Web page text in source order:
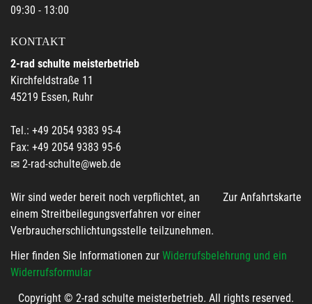
09:30 - 13:00
KONTAKT
2-rad schulte meisterbetrieb
Kirchfeldstraße 11
45219 Essen, Ruhr
Tel.: +49 2054 9383 95-4
Fax: +49 2054 9383 95-6
2-rad-schulte@web.de
Zur Anfahrtskarte
Wir sind weder bereit noch verpflichtet, an
einem Streitbeilegungsverfahren vor einer
Verbraucherschlichtungsstelle teilzunehmen.
Hier finden Sie Informationen zur Widerrufsbelehrung und ein
Widerrufsformular
Copyright © 2-rad schulte meisterbetrieb. All rights reserved.